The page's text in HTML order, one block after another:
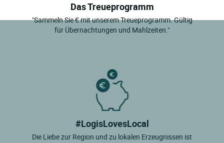
Das Treueprogramm
"Sammeln Sie € mit unserem Treueprogramm. Gültig
für Übernachtungen und Mahlzeiten."
#LogisLovesLocal
Die Liebe zur Region und zu lokalen Erzeugnissen ist